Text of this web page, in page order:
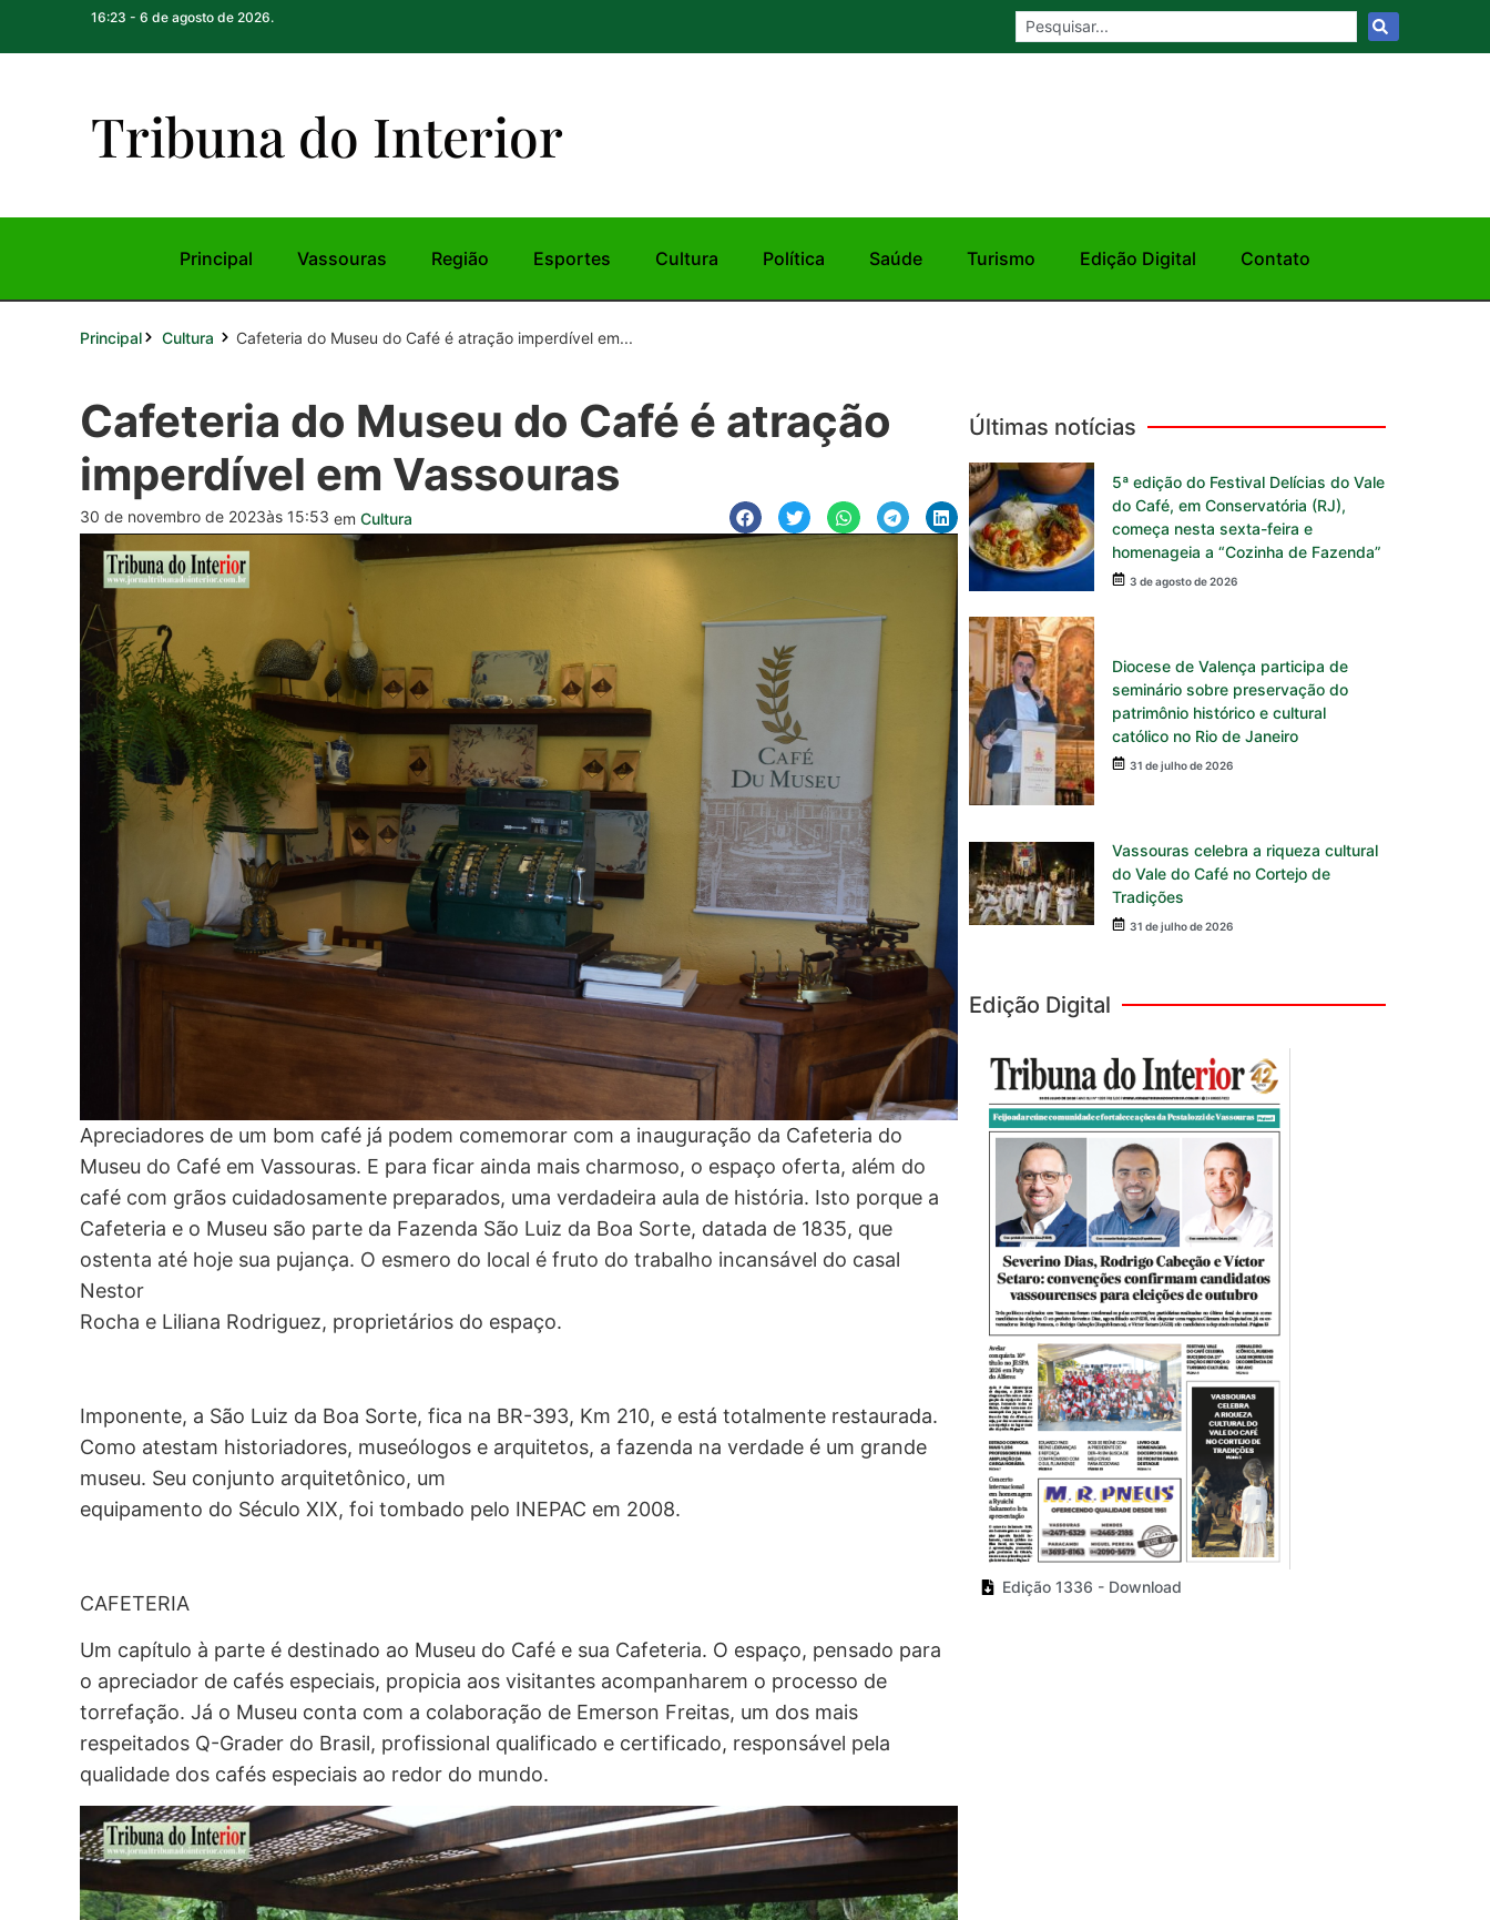
16:23 - 6 de agosto de 2026.
Tribuna do Interior
Principal Vassouras Região Esportes Cultura Política Saúde Turismo Edição Digital Contato
Principal Cultura Cafeteria do Museu do Café é atração imperdível em...
Cafeteria do Museu do Café é atração
imperdível em Vassouras
30 de novembro de 2023às 15:53 em Cultura
Apreciadores de um bom café já podem comemorar com a inauguração da Cafeteria do
Museu do Café em Vassouras. E para ficar ainda mais charmoso, o espaço oferta, além do
café com grãos cuidadosamente preparados, uma verdadeira aula de história. Isto porque a
Cafeteria e o Museu são parte da Fazenda São Luiz da Boa Sorte, datada de 1835, que
ostenta até hoje sua pujança. O esmero do local é fruto do trabalho incansável do casal
Nestor
Rocha e Liliana Rodriguez, proprietários do espaço.
Imponente, a São Luiz da Boa Sorte, fica na BR-393, Km 210, e está totalmente restaurada.
Como atestam historiadores, museólogos e arquitetos, a fazenda na verdade é um grande
museu. Seu conjunto arquitetônico, um
equipamento do Século XIX, foi tombado pelo INEPAC em 2008.
CAFETERIA
Um capítulo à parte é destinado ao Museu do Café e sua Cafeteria. O espaço, pensado para
o apreciador de cafés especiais, propicia aos visitantes acompanharem o processo de
torrefação. Já o Museu conta com a colaboração de Emerson Freitas, um dos mais
respeitados Q-Grader do Brasil, profissional qualificado e certificado, responsável pela
qualidade dos cafés especiais ao redor do mundo.
Últimas notícias
5ª edição do Festival Delícias do Vale
do Café, em Conservatória (RJ),
começa nesta sexta-feira e
homenageia a “Cozinha de Fazenda”
3 de agosto de 2026
Diocese de Valença participa de
seminário sobre preservação do
patrimônio histórico e cultural
católico no Rio de Janeiro
31 de julho de 2026
Vassouras celebra a riqueza cultural
do Vale do Café no Cortejo de
Tradições
31 de julho de 2026
Edição Digital
Edição 1336 - Download